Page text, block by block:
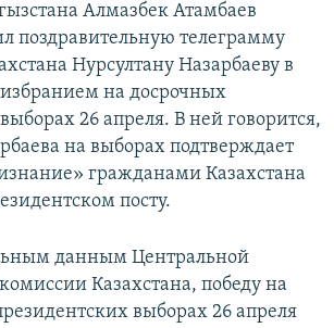
Алмазбек Атамбаев
поздравительную телеграмму
Нурсултану Назарбаеву в
на досрочных
26 апреля. В ней говорится,
на выборах подтверждает
гражданами Казахстана
посту.
данным Центральной
Казахстана, победу на
выборах 26 апреля